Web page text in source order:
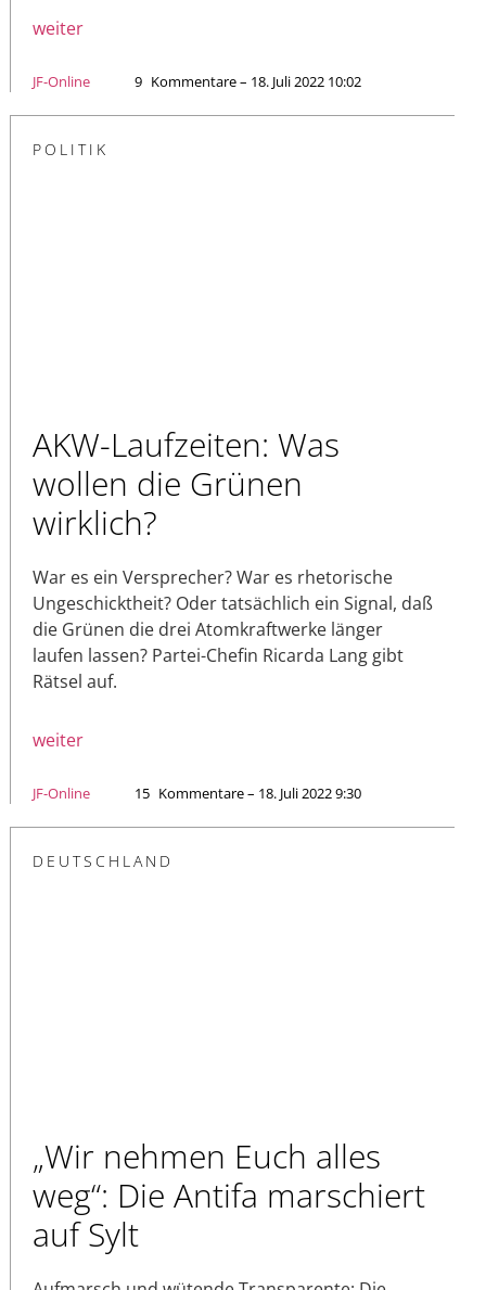
weiter
JF-Online 9 Kommentare – 18. Juli 2022 10:02
POLITIK
AKW-Laufzeiten: Was
wollen die Grünen
wirklich?
War es ein Versprecher? War es rhetorische
Ungeschicktheit? Oder tatsächlich ein Signal, daß
die Grünen die drei Atomkraftwerke länger
laufen lassen? Partei-Chefin Ricarda Lang gibt
Rätsel auf.
weiter
JF-Online 15 Kommentare – 18. Juli 2022 9:30
DEUTSCHLAND
„Wir nehmen Euch alles
weg“: Die Antifa marschiert
auf Sylt